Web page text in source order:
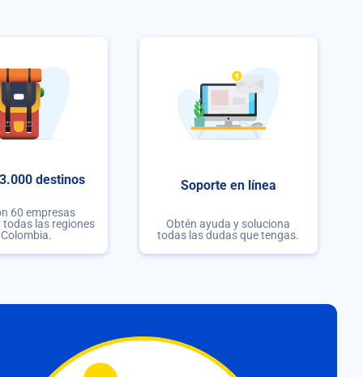
destinos
60 empresas
todas las regiones
Soporte en línea
Obtén ayuda y soluciona
todas las dudas que tengas.